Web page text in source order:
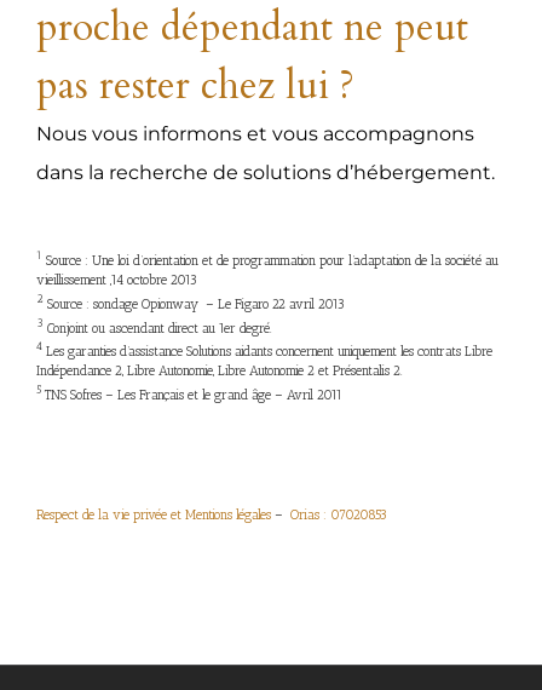
proche dépendant ne peut
pas rester chez lui ?
Nous vous informons et vous accompagnons
dans la recherche de solutions d’hébergement.
1 Source : Une loi d’orientation et de programmation pour l’adaptation de la société au
vieillissement ,14 octobre 2013
2 Source : sondage Opionway – Le Figaro 22 avril 2013
3 Conjoint ou ascendant direct au 1er degré.
4 Les garanties d’assistance Solutions aidants concernent uniquement les contrats Libre
Indépendance 2, Libre Autonomie, Libre Autonomie 2 et Présentalis 2.
5 TNS Sofres – Les Français et le grand âge – Avril 2011
Respect de la vie privée et Mentions légales – Orias : 07020853